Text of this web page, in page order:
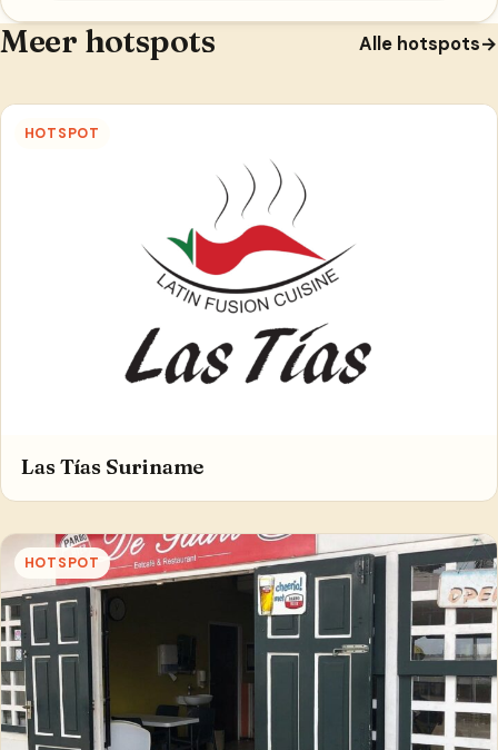
Meer hotspots Alle hotspots→
HOTSPOT
Las Tías Suriname
HOTSPOT